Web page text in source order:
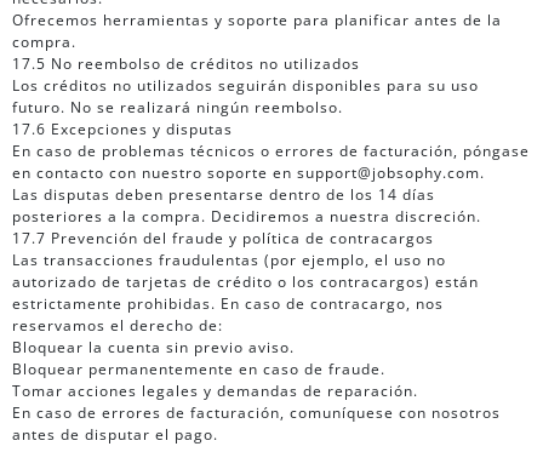
Ofrecemos herramientas y soporte para planificar antes de la
compra.
17.5 No reembolso de créditos no utilizados
Los créditos no utilizados seguirán disponibles para su uso
futuro. No se realizará ningún reembolso.
17.6 Excepciones y disputas
En caso de problemas técnicos o errores de facturación, póngase
en contacto con nuestro soporte en support@jobsophy.com.
Las disputas deben presentarse dentro de los 14 días
posteriores a la compra. Decidiremos a nuestra discreción.
17.7 Prevención del fraude y política de contracargos
Las transacciones fraudulentas (por ejemplo, el uso no
autorizado de tarjetas de crédito o los contracargos) están
estrictamente prohibidas. En caso de contracargo, nos
reservamos el derecho de:
Bloquear la cuenta sin previo aviso.
Bloquear permanentemente en caso de fraude.
Tomar acciones legales y demandas de reparación.
En caso de errores de facturación, comuníquese con nosotros
antes de disputar el pago.